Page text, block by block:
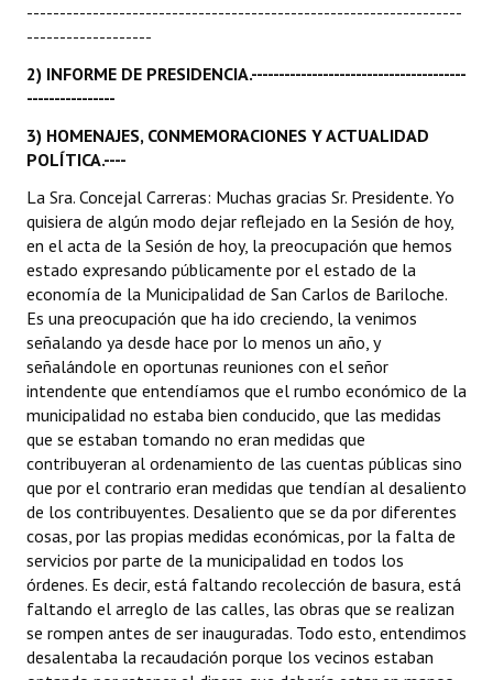
------------------------------------------------------------------
-------------------
2) INFORME DE PRESIDENCIA.---------------------------------------
----------------
3) HOMENAJES, CONMEMORACIONES Y ACTUALIDAD
POLÍTICA.----
La Sra. Concejal Carreras: Muchas gracias Sr. Presidente. Yo
quisiera de algún modo dejar reflejado en la Sesión de hoy,
en el acta de la Sesión de hoy, la preocupación que hemos
estado expresando públicamente por el estado de la
economía de la Municipalidad de San Carlos de Bariloche.
Es una preocupación que ha ido creciendo, la venimos
señalando ya desde hace por lo menos un año, y
señalándole en oportunas reuniones con el señor
intendente que entendíamos que el rumbo económico de la
municipalidad no estaba bien conducido, que las medidas
que se estaban tomando no eran medidas que
contribuyeran al ordenamiento de las cuentas públicas sino
que por el contrario eran medidas que tendían al desaliento
de los contribuyentes. Desaliento que se da por diferentes
cosas, por las propias medidas económicas, por la falta de
servicios por parte de la municipalidad en todos los
órdenes. Es decir, está faltando recolección de basura, está
faltando el arreglo de las calles, las obras que se realizan
se rompen antes de ser inauguradas. Todo esto, entendimos
desalentaba la recaudación porque los vecinos estaban